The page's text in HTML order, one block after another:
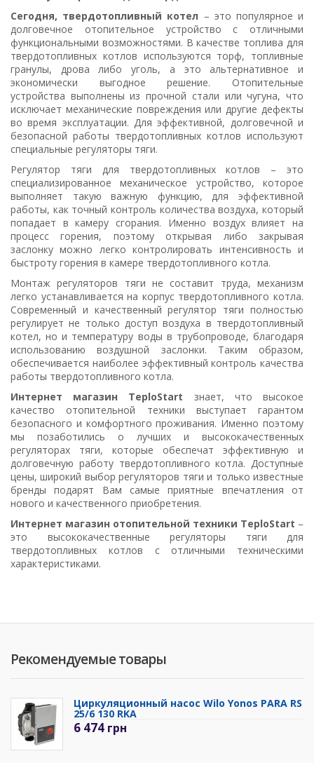
Сегодня, твердотопливный котел – это популярное и
долговечное отопительное устройство с отличными
функциональными возможностями. В качестве топлива для
твердотопливных котлов используются торф, топливные
гранулы, дрова либо уголь, а это альтернативное и
экономически выгодное решение. Отопительные
устройства выполнены из прочной стали или чугуна, что
исключает механические повреждения или другие дефекты
во время эксплуатации. Для эффективной, долговечной и
безопасной работы твердотопливных котлов используют
специальные регуляторы тяги.
Регулятор тяги для твердотопливных котлов – это
специализированное механическое устройство, которое
выполняет такую важную функцию, для эффективной
работы, как точный контроль количества воздуха, который
попадает в камеру сгорания. Именно воздух влияет на
процесс горения, поэтому открывая либо закрывая
заслонку можно легко контролировать интенсивность и
быстроту горения в камере твердотопливного котла.
Монтаж регуляторов тяги не составит труда, механизм
легко устанавливается на корпус твердотопливного котла.
Современный и качественный регулятор тяги полностью
регулирует не только доступ воздуха в твердотопливный
котел, но и температуру воды в трубопроводе, благодаря
использованию воздушной заслонки. Таким образом,
обеспечивается наиболее эффективный контроль качества
работы твердотопливного котла.
Интернет магазин TeploStart знает, что высокое
качество отопительной техники выступает гарантом
безопасного и комфортного проживания. Именно поэтому
мы позаботились о лучших и высококачественных
регуляторах тяги, которые обеспечат эффективную и
долговечную работу твердотопливного котла. Доступные
цены, широкий выбор регуляторов тяги и только известные
бренды подарят Вам самые приятные впечатления от
нового и качественного приобретения.
Интернет магазин отопительной техники TeploStart –
это высококачественные регуляторы тяги для
твердотопливных котлов с отличными техническими
характеристиками.
Рекомендуемые товары
Циркуляционный насос Wilo Yonos PARA RS
25/6 130 RKA
6 474 грн